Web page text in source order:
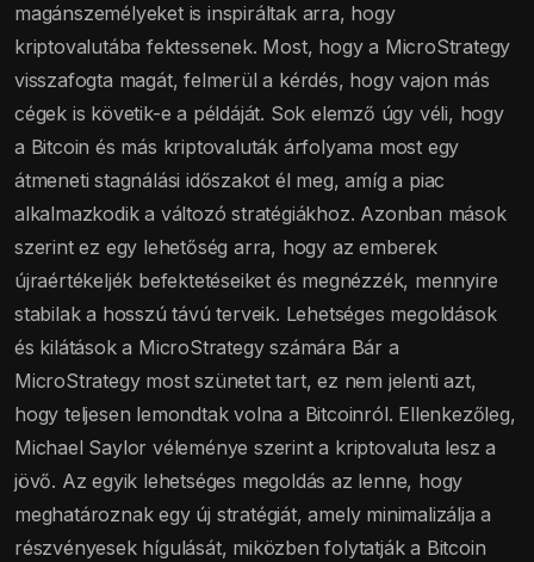
magánszemélyeket is inspiráltak arra, hogy
kriptovalutába fektessenek. Most, hogy a MicroStrategy
visszafogta magát, felmerül a kérdés, hogy vajon más
cégek is követik-e a példáját. Sok elemző úgy véli, hogy
a Bitcoin és más kriptovaluták árfolyama most egy
átmeneti stagnálási időszakot él meg, amíg a piac
alkalmazkodik a változó stratégiákhoz. Azonban mások
szerint ez egy lehetőség arra, hogy az emberek
újraértékeljék befektetéseiket és megnézzék, mennyire
stabilak a hosszú távú terveik. Lehetséges megoldások
és kilátások a MicroStrategy számára Bár a
MicroStrategy most szünetet tart, ez nem jelenti azt,
hogy teljesen lemondtak volna a Bitcoinról. Ellenkezőleg,
Michael Saylor véleménye szerint a kriptovaluta lesz a
jövő. Az egyik lehetséges megoldás az lenne, hogy
meghatároznak egy új stratégiát, amely minimalizálja a
részvényesek hígulását, miközben folytatják a Bitcoin